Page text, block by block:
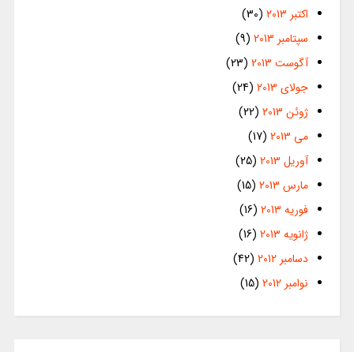
اکتبر 2013
(30)
سپتامبر 2013
(9)
آگوست 2013
(23)
جولای 2013
(24)
ژوئن 2013
(22)
می 2013
(17)
آوریل 2013
(25)
مارس 2013
(15)
فوریه 2013
(16)
ژانویه 2013
(16)
دسامبر 2012
(42)
نوامبر 2012
(15)